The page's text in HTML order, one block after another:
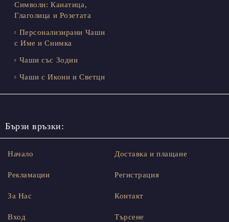
Символи: Канатица,
Глаголица и Розетата
Персонализирани Чаши
с Име и Снимка
Чаши със Зодии
Чаши с Икони и Светци
Бързи връзки:
Начало
Рекламации
За Нас
Вход
Доставка и плащане
Регистрация
Контакт
Търсене